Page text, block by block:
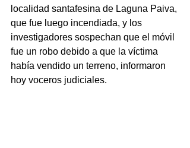
localidad santafesina de Laguna Paiva,
que fue luego incendiada, y los
investigadores sospechan que el móvil
fue un robo debido a que la víctima
había vendido un terreno, informaron
hoy voceros judiciales.